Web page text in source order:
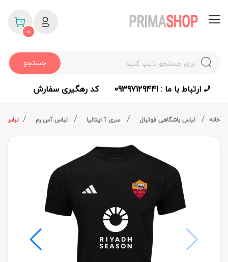
جستجو
0
ارتباط با ما : 09397129441 کد رهگیری سفارش
خانه لباس باشگاهی فوتبال سری آ ایتالیا لباس آس رم لباس